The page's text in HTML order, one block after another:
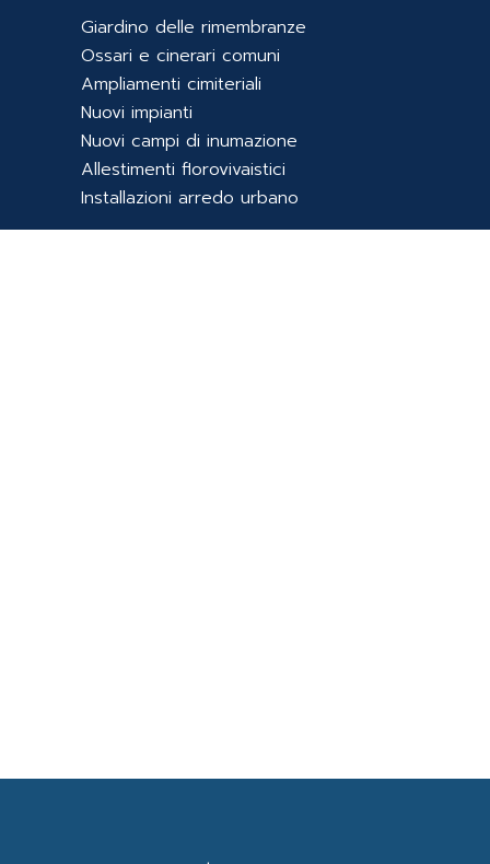
Giardino delle rimembranze
Ossari e cinerari comuni
Ampliamenti cimiteriali
Nuovi impianti
Nuovi campi di inumazione
Allestimenti florovivaistici
Installazioni arredo urbano